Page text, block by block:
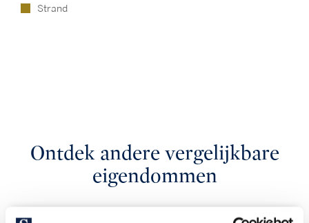
Strand
Ontdek andere vergelijkbare
eigendommen